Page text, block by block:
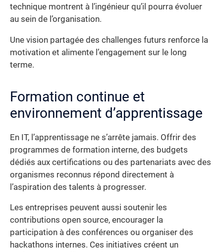
technique montrent à l’ingénieur qu’il pourra évoluer
au sein de l’organisation.
Une vision partagée des challenges futurs renforce la
motivation et alimente l’engagement sur le long
terme.
Formation continue et
environnement d’apprentissage
En IT, l’apprentissage ne s’arrête jamais. Offrir des
programmes de formation interne, des budgets
dédiés aux certifications ou des partenariats avec des
organismes reconnus répond directement à
l’aspiration des talents à progresser.
Les entreprises peuvent aussi soutenir les
contributions open source, encourager la
participation à des conférences ou organiser des
hackathons internes. Ces initiatives créent un